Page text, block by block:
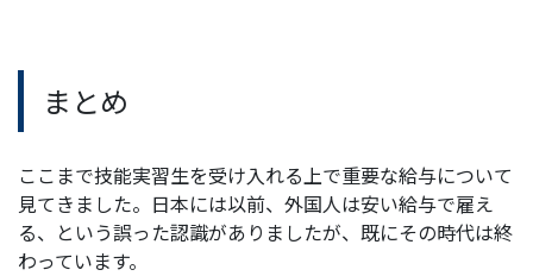
まとめ
ここまで技能実習生を受け入れる上で重要な給与について
見てきました。日本には以前、外国人は安い給与で雇え
る、という誤った認識がありましたが、既にその時代は終
わっています。